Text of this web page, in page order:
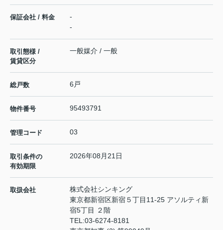
保証会社 / 料金
-
-
取引態様 /
賃貸区分
一般媒介 / 一般
総戸数 6戸
物件番号 95493791
管理コード 03
取引条件の
有効期限
2026年08月21日
取扱会社
株式会社シンキング
東京都新宿区新宿５丁目11-25 アソルティ新
宿5丁目 ２階
TEL:03-6274-8181